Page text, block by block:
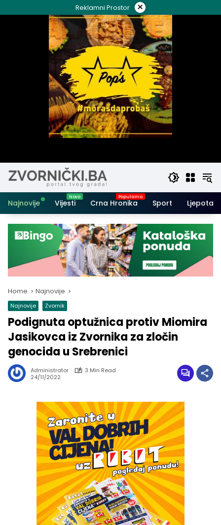
to
Reklamni Prostor ×
Najnovije Vijesti Crna Hronika Sport Ljepota i
Home Najnovije
Najnovije Zvornik
Podignuta optužnica protiv Miomira
Jasikovca iz Zvornika za zločin
genocida u Srebrenici
Administrator
3 Min Read
24/11/2022